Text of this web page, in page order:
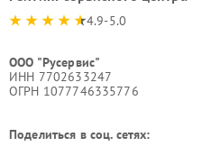
4.9-5.0
ООО "Русервис"
ИНН 7702633247
ОГРН 1077746335776
Поделиться в соц. сетях: